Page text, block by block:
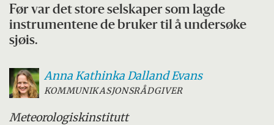
Før var det store selskaper som lagde
instrumentene de bruker til å undersøke
sjøis.
Anna Kathinka Dalland Evans
KOMMUNIKASJONSRÅDGIVER
Meteorologiskinstitutt